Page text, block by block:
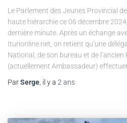
Le Parlement des Jeunes Provincial
haute hiérarchie ce 06 décembre
dernière minute. Après un échange
Iturionline.net, on retient qu’une
National, de son bureau et de
(actuellement Ambassadeur)
ParSerge , il y a 2 ans